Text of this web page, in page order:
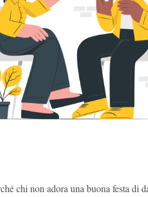
chi non adora una buona festa di